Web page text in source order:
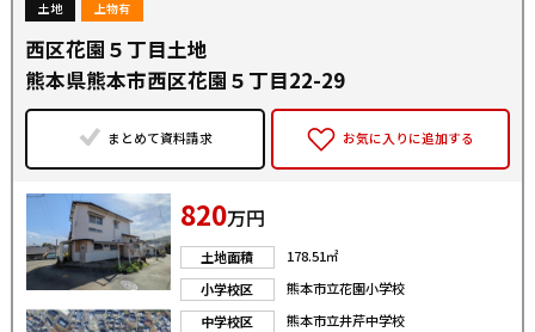
土地 上物有
西区花園５丁目土地
熊本県熊本市西区花園５丁目22-29
まとめて資料請求 お気に入りに追加する
820万円
土地面積
178.51㎡
小学校区
熊本市立花園小学校
中学校区
熊本市立井芹中学校